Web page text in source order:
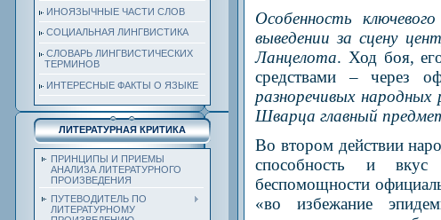
ИНОЯЗЫЧНЫЕ ЧАСТИ СЛОВ
СОЦИАЛЬНАЯ ЛИНГВИСТИКА
СЛОВАРЬ ЛИНГВИСТИЧЕСКИХ
ТЕРМИНОВ
ИНТЕРЕСНЫЕ ФАКТЫ О ЯЗЫКЕ
ЛИТЕРАТУРНАЯ КРИТИКА
ПРИНЦИПЫ И ПРИЕМЫ
АНАЛИЗА ЛИТЕРАТУРНОГО
ПРОИЗВЕДЕНИЯ
ПУТЕВОДИТЕЛЬ ПО
ЛИТЕРАТУРНОМУ
Особенность
выведении за сцену
Ланцелота. Ход боя,
средствами – через
разноречивых
Шварца главный
Во втором действии
способность и вкус
беспомощности
«во избежание